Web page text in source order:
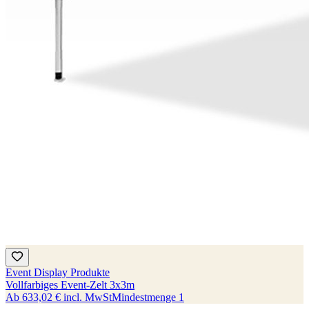
Event Display Produkte
Vollfarbiges Event-Zelt 3x3m
Ab 633,02 € incl. MwStMindestmenge 1